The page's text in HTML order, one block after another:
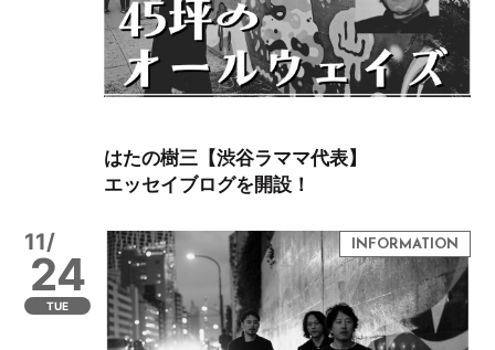
はたの樹三【渋谷ラママ代表】
エッセイブログを開設！
11/
24
TUE